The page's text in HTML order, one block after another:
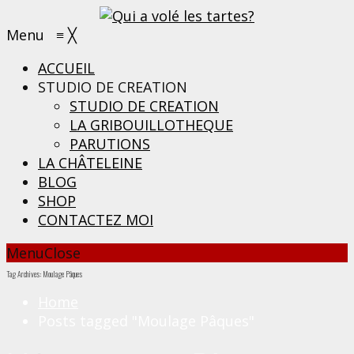
Menu ≡ ╳
ACCUEIL
STUDIO DE CREATION
STUDIO DE CREATION
LA GRIBOUILLOTHEQUE
PARUTIONS
LA CHÂTELEINE
BLOG
SHOP
CONTACTEZ MOI
MenuClose
Tag Archives: Moulage Pâques